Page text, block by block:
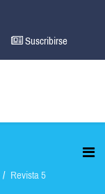
Suscribirse
Revista 5